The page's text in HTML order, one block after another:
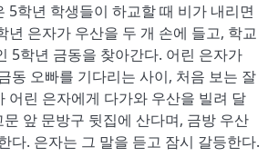
5학년 학생들이 하교할 때 비가 내리면
년 은자가 우산을 두 개 손에 들고, 학교
5학년 금동을 찾아간다. 어린 은자가
동 오빠를 기다리는 사이, 처음 보는 잘
어린 은자에게 다가와 우산을 빌려 달
앞 문방구 뒷집에 산다며, 금방 우산
다. 은자는 그 말을 듣고 잠시 갈등한다.